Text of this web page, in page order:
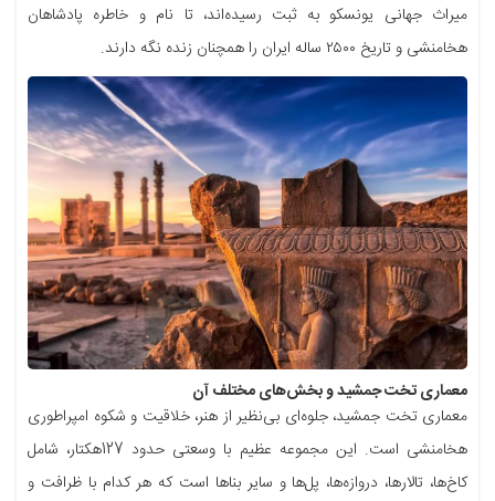
میراث جهانی یونسکو به ثبت رسیده‌اند، تا نام و خاطره پادشاهان
هخامنشی و تاریخ ۲۵۰۰ ساله ایران را همچنان زنده نگه دارند.
معماری تخت جمشید و بخش‌های مختلف آن
معماری تخت جمشید، جلوه‌ای بی‌نظیر از هنر، خلاقیت و شکوه امپراطوری
هخامنشی است. این مجموعه عظیم با وسعتی حدود 127هکتار، شامل
کاخ‌ها، تالارها، دروازه‌ها، پل‌ها و سایر بناها است که هر کدام با ظرافت و